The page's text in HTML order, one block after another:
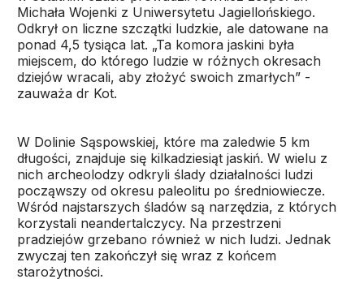
Michała Wojenki z Uniwersytetu Jagiellońskiego.
Odkrył on liczne szczątki ludzkie, ale datowane na
ponad 4,5 tysiąca lat. „Ta komora jaskini była
miejscem, do którego ludzie w różnych okresach
dziejów wracali, aby złożyć swoich zmarłych” -
zauważa dr Kot.
W Dolinie Sąspowskiej, które ma zaledwie 5 km
długości, znajduje się kilkadziesiąt jaskiń. W wielu z
nich archeolodzy odkryli ślady działalności ludzi
począwszy od okresu paleolitu po średniowiecze.
Wśród najstarszych śladów są narzędzia, z których
korzystali neandertalczycy. Na przestrzeni
pradziejów grzebano również w nich ludzi. Jednak
zwyczaj ten zakończył się wraz z końcem
starożytności.